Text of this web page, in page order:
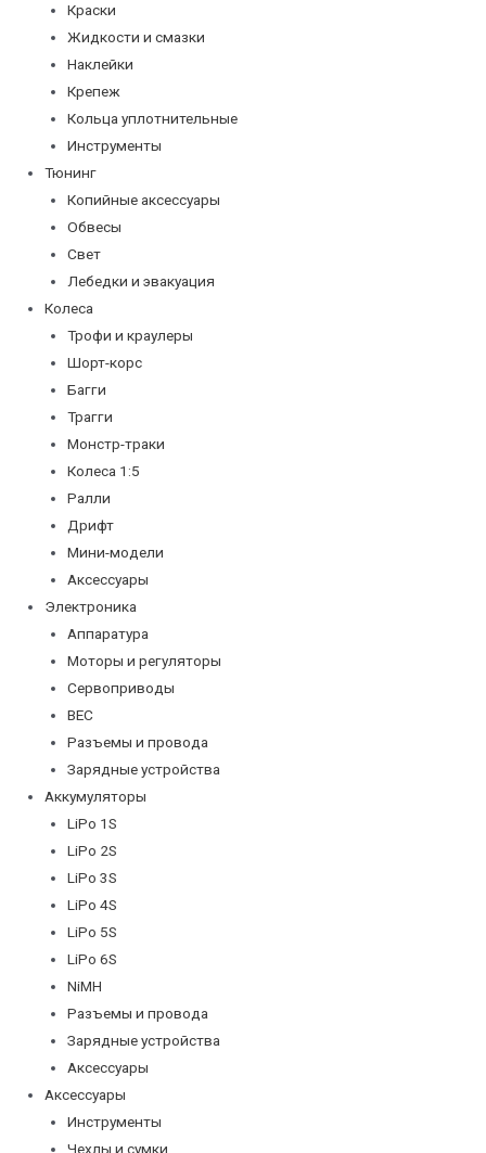
Краски
Жидкости и смазки
Наклейки
Крепеж
Кольца уплотнительные
Инструменты
Тюнинг
Копийные аксессуары
Обвесы
Свет
Лебедки и эвакуация
Колеса
Трофи и краулеры
Шорт-корс
Багги
Трагги
Монстр-траки
Колеса 1:5
Ралли
Дрифт
Мини-модели
Аксессуары
Электроника
Аппаратура
Моторы и регуляторы
Сервоприводы
BEC
Разъемы и провода
Зарядные устройства
Аккумуляторы
LiPo 1S
LiPo 2S
LiPo 3S
LiPo 4S
LiPo 5S
LiPo 6S
NiMH
Разъемы и провода
Зарядные устройства
Аксессуары
Аксессуары
Инструменты
Чехлы и сумки